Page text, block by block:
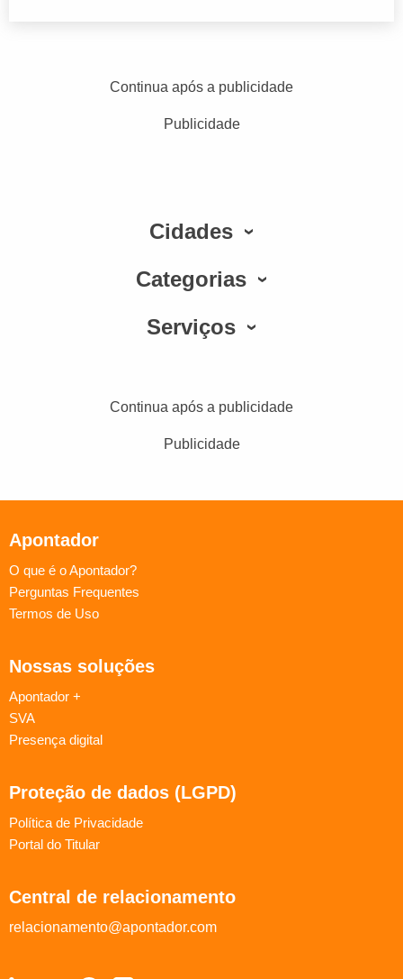
Continua após a publicidade
Publicidade
Cidades
Categorias
Serviços
Continua após a publicidade
Publicidade
Apontador
O que é o Apontador?
Perguntas Frequentes
Termos de Uso
Nossas soluções
Apontador +
SVA
Presença digital
Proteção de dados (LGPD)
Política de Privacidade
Portal do Titular
Central de relacionamento
relacionamento@apontador.com